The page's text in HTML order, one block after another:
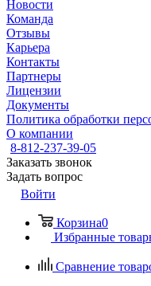
Новости
Команда
Отзывы
Карьера
Контакты
Партнеры
Лицензии
Документы
Политика обработки
О компании
8-812-237-39-05
Заказать звонок
Задать вопрос
Войти
Корзина0
Избранные
Сравнение